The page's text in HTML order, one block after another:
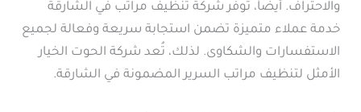
والاحتراف. أيضاً، توفر شركة تنظيف مراتب في الشارقة
خدمة عملاء متميزة تضمن استجابة سريعة وفعالة لجميع
الاستفسارات والشكاوى. لذلك، تُعد شركة الحوت الخيار
الأمثل لتنظيف مراتب السرير المضمونة في الشارقة.